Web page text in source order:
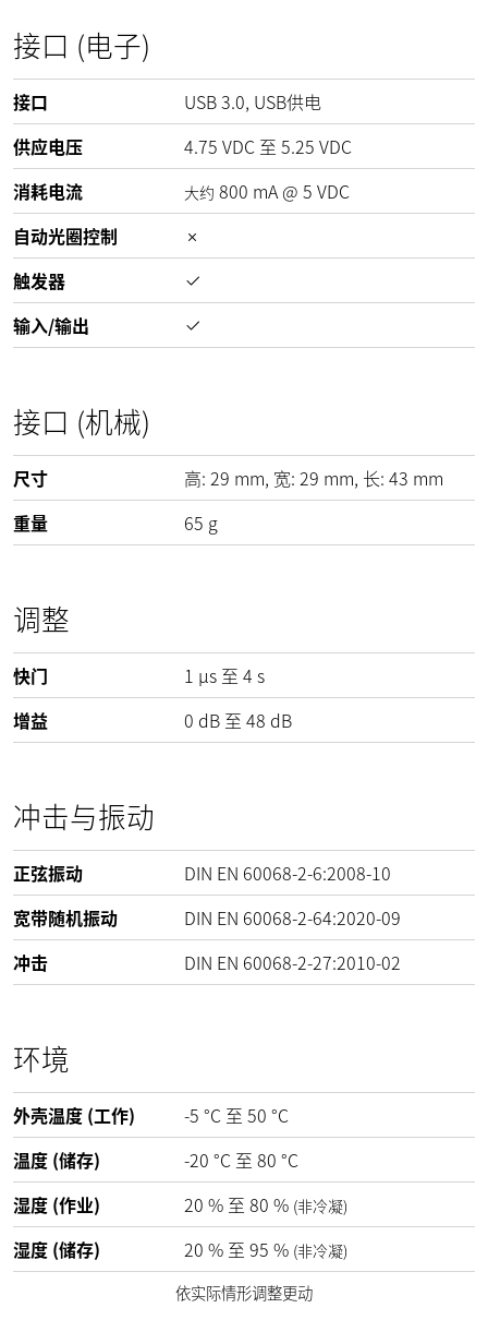
接口 (电子)
接口
USB 3.0, USB供电
供应电压
4.75 VDC 至 5.25 VDC
消耗电流
大约 800 mA@ 5 VDC
自动光圈控制
触发器
输入/输出
接口 (机械)
尺寸 高: 29 mm, 宽: 29 mm, 长: 43 mm
重量
65 g
调整
快门
1 µs 至 4 s
增益
0 dB 至 48 dB
冲击与振动
正弦振动
DIN EN 60068-2-6:2008-10
宽带随机振动
DIN EN 60068-2-64:2020-09
冲击
DIN EN 60068-2-27:2010-02
环境
外壳温度 (工作) -5 °C 至 50 °C
温度 (储存)
-20 °C 至 80 °C
湿度 (作业)
20 % 至 80 % (非冷凝)
湿度 (储存) 20 % 至 95 % (非冷凝)
依实际情形调整更动